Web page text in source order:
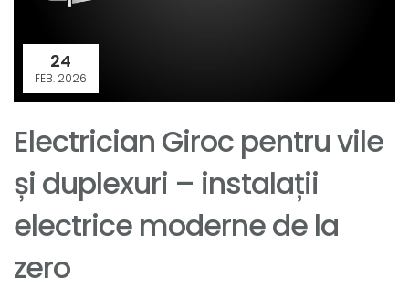
24
FEB. 2026
Electrician Giroc pentru vile
și duplexuri – instalații
electrice moderne de la
zero